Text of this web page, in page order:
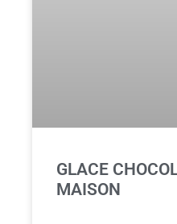
GLACE
MAISON